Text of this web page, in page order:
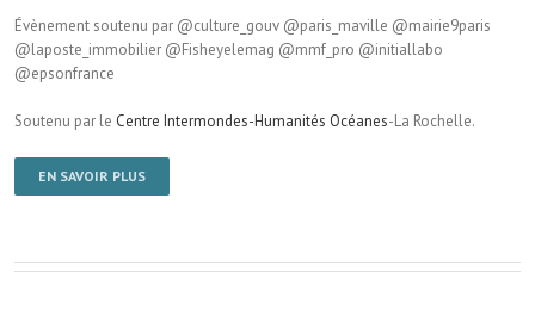
Évènement soutenu par @culture_gouv @paris_maville @mairie9paris
@laposte_immobilier @Fisheyelemag @mmf_pro @initiallabo
@epsonfrance
Soutenu par le Centre Intermondes-Humanités Océanes-La Rochelle.
EN SAVOIR PLUS